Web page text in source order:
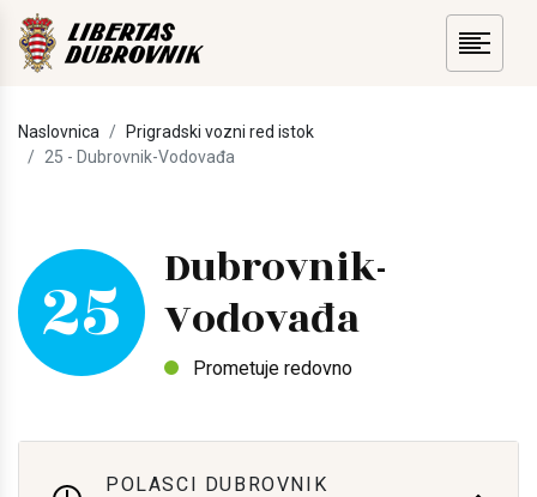
Naslovnica
Prigradski vozni red istok
25 - Dubrovnik-Vodovađa
25
Dubrovnik-
Vodovađa
Prometuje redovno
POLASCI DUBROVNIK